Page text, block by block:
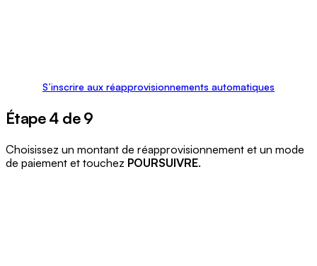
S’inscrire aux réapprovisionnements automatiques
Étape 4 de 9
Choisissez un montant de réapprovisionnement et un mode
de paiement et touchez POURSUIVRE.